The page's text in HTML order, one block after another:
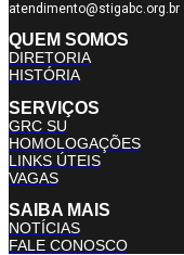
atendimento@stigabc.org.br
QUEM SOMOS
DIRETORIA
HISTÓRIA
SERVIÇOS
GRC SU
HOMOLOGAÇÕES
LINKS ÚTEIS
VAGAS
SAIBA MAIS
NOTÍCIAS
FALE CONOSCO